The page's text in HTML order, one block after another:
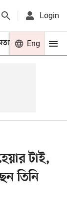
Login
খেলা
Eng
টাই,
তিনি